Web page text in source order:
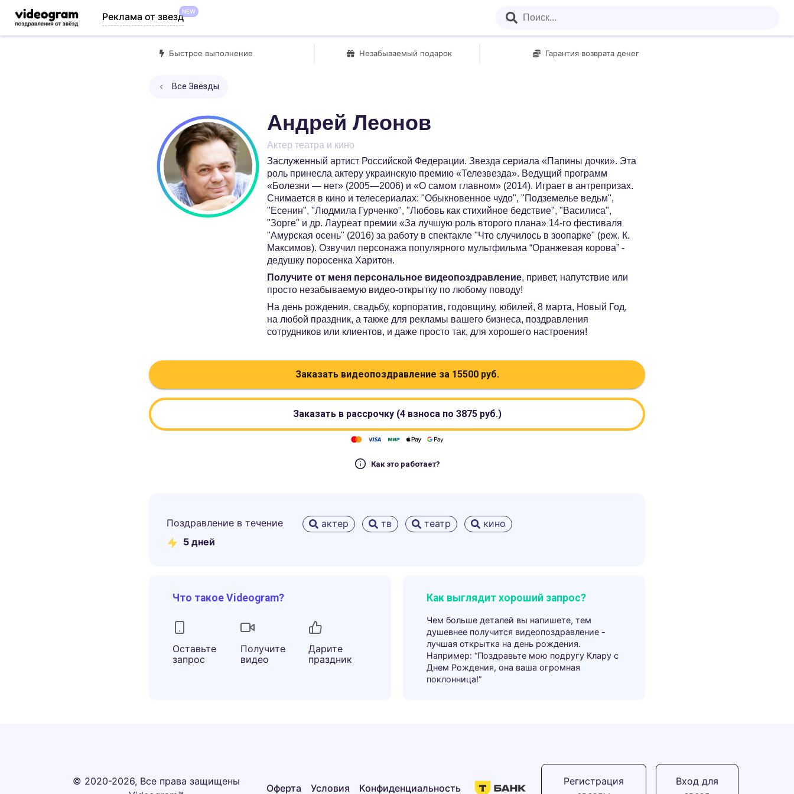
Реклама от звездNEW
Быстрое выполнение Незабываемый подарок Гарантия возврата денег
Все Звёзды
Андрей Леонов
Актер театра и кино
Заслуженный артист Российской Федерации. Звезда сериала «Папины дочки». Эта
роль принесла актеру украинскую премию «Телезвезда». Ведущий программ
«Болезни — нет» (2005—2006) и «О самом главном» (2014). Играет в антрепризах.
Снимается в кино и телесериалах: "Обыкновенное чудо", "Подземелье ведьм",
"Есенин", "Людмила Гурченко", "Любовь как стихийное бедствие", "Василиса",
"Зорге" и др. Лауреат премии «За лучшую роль второго плана» 14-го фестиваля
"Амурская осень" (2016) за работу в спектакле "Что случилось в зоопарке" (реж. К.
Максимов). Озвучил персонажа популярного мультфильма “Оранжевая корова” -
дедушку поросенка Харитон.
Получите от меня персональное видеопоздравление, привет, напутствие или
просто незабываемую видео-открытку по любому поводу!
На день рождения, свадьбу, корпоратив, годовщину, юбилей, 8 марта, Новый Год,
на любой праздник, а также для рекламы вашего бизнеса, поздравления
сотрудников или клиентов, и даже просто так, для хорошего настроения!
Заказать видеопоздравление за 15500руб.
Заказать в рассрочку (4 взноса по 3875руб.)
Как это работает?
Поздравление в течение
5 дней
актер тв театр кино
Что такое Videogram?
Оставьте
запрос
Получите
видео
Дарите
праздник
Как выглядит хороший запрос?
Чем больше деталей вы напишете, тем
душевнее получится видеопоздравление -
лучшая открытка на день рождения.
Например: “Поздравьте мою подругу Клару с
Днем Рождения, она ваша огромная
поклонница!”
© 2020-2026, Все права защищены
Оферта Условия Конфиденциальность
Регистрация
Вход для